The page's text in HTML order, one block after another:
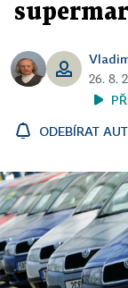
26. 8.
ODEBÍRAT